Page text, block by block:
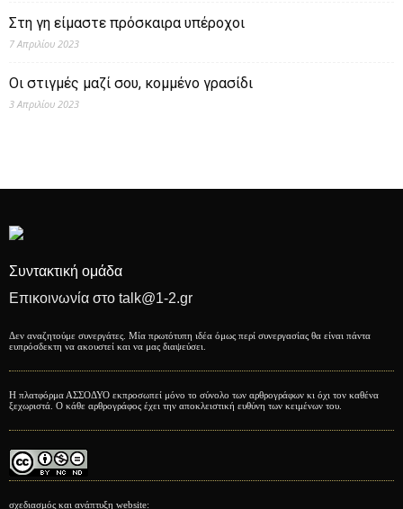
Στη γη είμαστε πρόσκαιρα υπέροχοι
7 Απριλίου 2023
Οι στιγμές μαζί σου, κομμένο γρασίδι
3 Απριλίου 2023
Συντακτική ομάδα
Επικοινωνία στο talk@1-2.gr
Δεν αναζητούμε συνεργάτες. Μία πρωτότυπη ιδέα όμως περί συνεργασίας θα είναι πάντα
ευπρόσδεκτη να ακουστεί και να μας διαψεύσει.
Η πλατφόρμα ΑΣΣΟΔΥΟ εκπροσωπεί μόνο το σύνολο των αρθρογράφων κι όχι τον καθένα
ξεχωριστά. Ο κάθε αρθρογράφος έχει την αποκλειστική ευθύνη των κειμένων του.
σχεδιασμός και ανάπτυξη website: